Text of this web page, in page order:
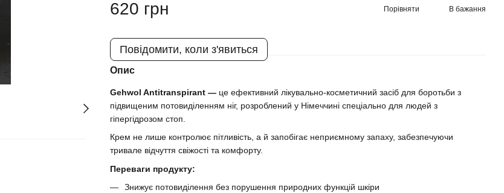
620 грн Порівняти В бажання
Повідомити, коли з'явиться
Опис
Gehwol Antitranspirant — це ефективний лікувально-косметичний засіб для боротьби з
підвищеним потовиділенням ніг, розроблений у Німеччині спеціально для людей з
гіпергідрозом стоп.
Крем не лише контролює пітливість, а й запобігає неприємному запаху, забезпечуючи
тривале відчуття свіжості та комфорту.
Переваги продукту:
Знижує потовиділення без порушення природних функцій шкіри